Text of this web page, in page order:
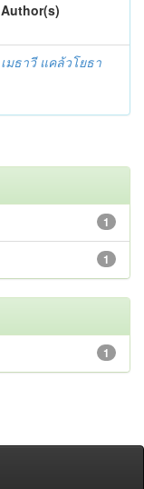
Author(s)
เมธาวี แคล้วโยธา
1
1
1